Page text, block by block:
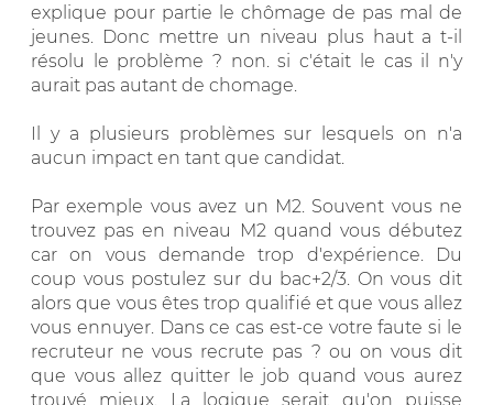
explique pour partie le chômage de pas mal de
jeunes. Donc mettre un niveau plus haut a t-il
résolu le problème ? non. si c'était le cas il n'y
aurait pas autant de chomage.
Il y a plusieurs problèmes sur lesquels on n'a
aucun impact en tant que candidat.
Par exemple vous avez un M2. Souvent vous ne
trouvez pas en niveau M2 quand vous débutez
car on vous demande trop d'expérience. Du
coup vous postulez sur du bac+2/3. On vous dit
alors que vous êtes trop qualifié et que vous allez
vous ennuyer. Dans ce cas est-ce votre faute si le
recruteur ne vous recrute pas ? ou on vous dit
que vous allez quitter le job quand vous aurez
trouvé mieux. La logique serait qu'on puisse